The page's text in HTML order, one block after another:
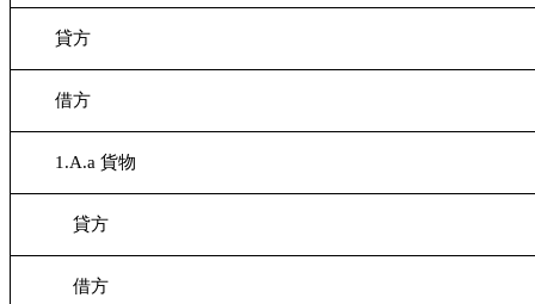
貸方
借方
1.A.a 貨物
貸方
借方